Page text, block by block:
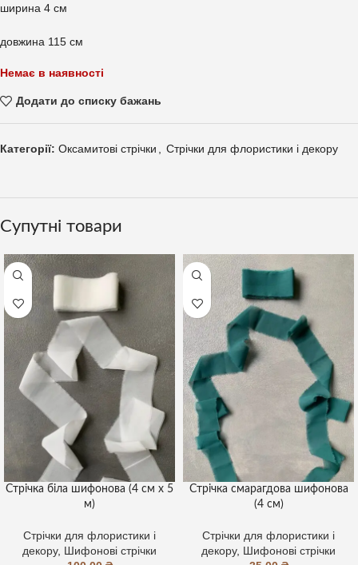
ширина 4 см
довжина 115 см
Немає в наявності
Додати до списку бажань
Категорії: Оксамитові стрічки Стрічки для флористики і декору
Супутні товари
Стрічка біла шифонова (4 см х 5
м)
Стрічки для флористики і
декору, Шифонові стрічки
Стрічка смарагдова шифонова
(4 см)
Стрічки для флористики і
декору, Шифонові стрічки